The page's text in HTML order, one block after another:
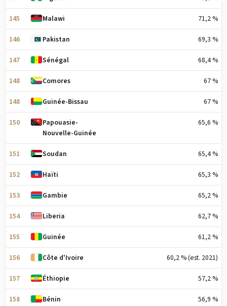
145 Malawi 71,2 %
146 Pakistan 69,3 %
147 Sénégal 68,4 %
148 Comores 67 %
148 Guinée-Bissau 67 %
150
Papouasie-
Nouvelle-Guinée
65,6 %
151 Soudan 65,4 %
152 Haïti 65,3 %
153 Gambie 65,2 %
154 Liberia 62,7 %
155 Guinée 61,2 %
156 Côte d'Ivoire 60,2 % (est. 2021)
157 Éthiopie 57,2 %
158 Bénin 56,9 %